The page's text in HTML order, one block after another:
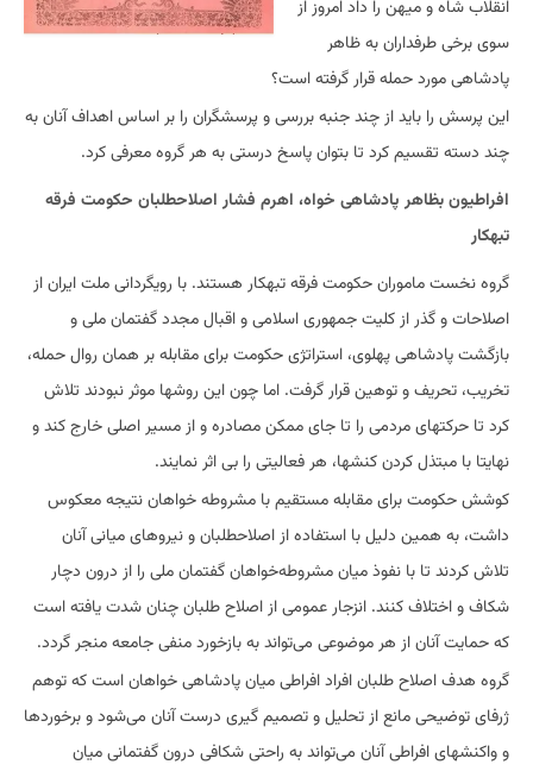
انقلاب شاه و میهن را داد امروز از
سوی برخی طرفداران به ظاهر
پادشاهی مورد حمله قرار گرفته است؟
این پرسش را باید از چند جنبه بررسی و پرسشگران را بر اساس اهداف آنان به
چند دسته تقسیم کرد تا بتوان پاسخ درستی به هر گروه معرفی کرد.
افراطیون بظاهر پادشاهی خواه، اهرم فشار اصلاحطلبان حکومت فرقه
تبهکار
گروه نخست ماموران حکومت فرقه تبهکار هستند. با رویگردانی ملت ایران از
اصلاحات و گذر از کلیت جمهوری اسلامی و اقبال مجدد گفتمان ملی و
بازگشت پادشاهی پهلوی، استراتژی حکومت برای مقابله بر همان روال حمله،
تخریب، تحریف و توهین قرار گرفت. اما چون این روشها موثر نبودند تلاش
کرد تا حرکتهای مردمی را تا جای ممکن مصادره و از مسیر اصلی خارج کند و
نهایتا با مبتذل کردن کنشها، هر فعالیتی را بی اثر نمایند.
کوشش حکومت برای مقابله مستقیم با مشروطه خواهان نتیجه معکوس
داشت، به همین دلیل با استفاده از اصلاحطلبان و نیروهای میانی آنان
تلاش کردند تا با نفوذ میان مشروطه‌خواهان گفتمان ملی را از درون دچار
شکاف و اختلاف کنند. انزجار عمومی از اصلاح طلبان چنان شدت یافته است
که حمایت آنان از هر موضوعی می‌تواند به بازخورد منفی جامعه منجر گردد.
گروه هدف اصلاح طلبان افراد افراطی میان پادشاهی خواهان است که توهم
ژرفای توضیحی مانع از تحلیل و تصمیم گیری درست آنان می‌شود و برخوردها
و واکنشهای افراطی آنان می‌تواند به راحتی شکافی درون گفتمانی میان